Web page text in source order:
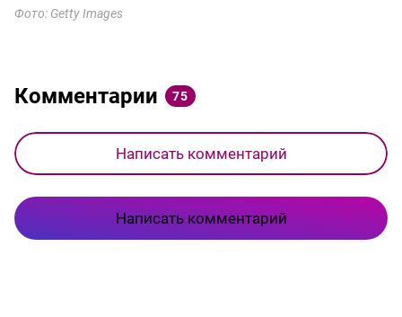
Фото: Getty Images
Комментарии 75
Написать комментарий
Написать комментарий